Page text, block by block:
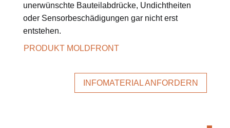
unerwünschte Bauteilabdrücke, Undichtheiten
oder Sensorbeschädigungen gar nicht erst
entstehen.
PRODUKT MOLDFRONT
INFOMATERIAL ANFORDERN